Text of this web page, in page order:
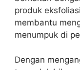
produk
membantu
menumpuk di
Dengan